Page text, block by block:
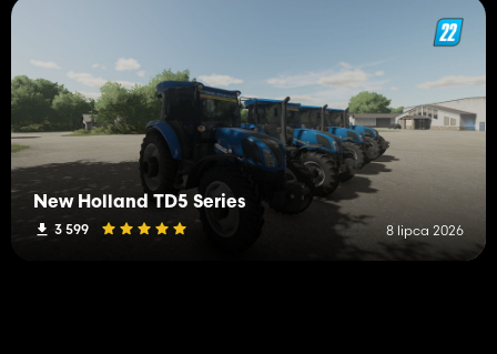
New Holland TD5 Series
3 599 8 lipca 2026